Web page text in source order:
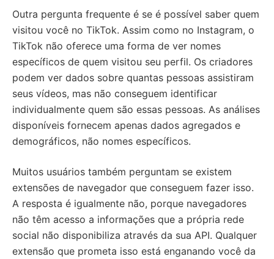
Outra pergunta frequente é se é possível saber quem
visitou você no TikTok. Assim como no Instagram, o
TikTok não oferece uma forma de ver nomes
específicos de quem visitou seu perfil. Os criadores
podem ver dados sobre quantas pessoas assistiram
seus vídeos, mas não conseguem identificar
individualmente quem são essas pessoas. As análises
disponíveis fornecem apenas dados agregados e
demográficos, não nomes específicos.
Muitos usuários também perguntam se existem
extensões de navegador que conseguem fazer isso.
A resposta é igualmente não, porque navegadores
não têm acesso a informações que a própria rede
social não disponibiliza através da sua API. Qualquer
extensão que prometa isso está enganando você da